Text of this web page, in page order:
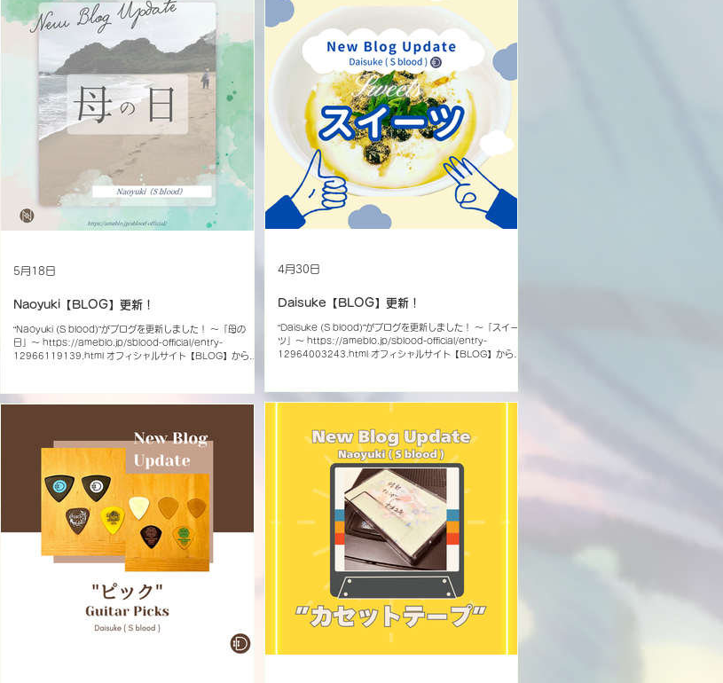
Naoyuki【BLOG】更新！
“Naoyuki (S blood)”がブログを更新しました！ 〜「母の
日」〜 https://ameblo.jp/sblood-official/entry-
12966119139.html オフィシャルサイト【BLOG】からご
LINE(@457khpks)でID検索 BLOG
5月18日
Daisuke【BLOG】更新！
“Daisuke (S blood)”がブログを更新しました！ 〜「スイー
ツ」〜 https://ameblo.jp/sblood-official/entry-
12964003243.html オフィシャルサイト【BLOG】からご
LINE(@457khpks)でID検索 BLOG
4月30日